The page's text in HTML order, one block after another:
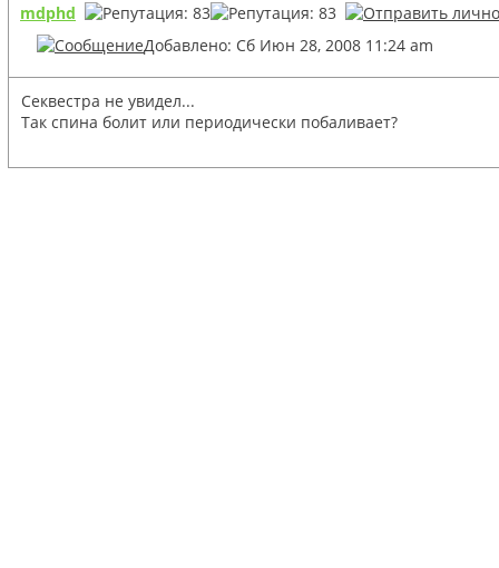
mdphd
Добавлено: Сб Июн 28, 2008 11:24 am
Секвестра не увидел...
Так спина болит или периодически побаливает?